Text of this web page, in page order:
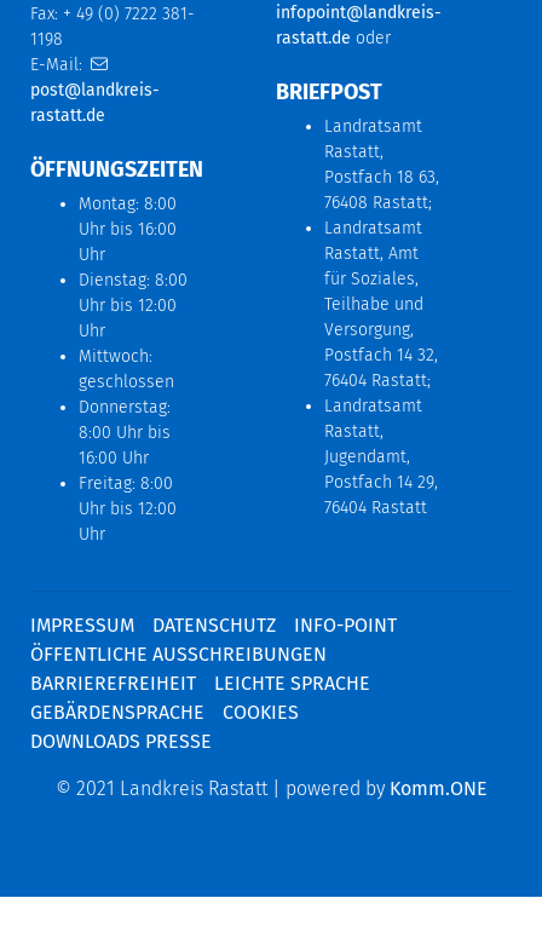
Fax: + 49 (0) 7222 381-
1198
E-Mail:
post@landkreis-
rastatt.de
ÖFFNUNGSZEITEN
Montag: 8:00
Uhr bis 16:00
Uhr
Dienstag: 8:00
Uhr bis 12:00
Uhr
Mittwoch:
geschlossen
Donnerstag:
8:00 Uhr bis
16:00 Uhr
Freitag: 8:00
Uhr bis 12:00
Uhr
infopoint@landkreis-
rastatt.de oder
BRIEFPOST
Landratsamt
Rastatt,
Postfach 18 63,
76408 Rastatt;
Landratsamt
Rastatt, Amt
für Soziales,
Teilhabe und
Versorgung,
Postfach 14 32,
76404 Rastatt;
Landratsamt
Rastatt,
Jugendamt,
Postfach 14 29,
76404 Rastatt
IMPRESSUM DATENSCHUTZ
INFO-POINT
ÖFFENTLICHE AUSSCHREIBUNGEN
BARRIEREFREIHEIT
LEICHTE SPRACHE
GEBÄRDENSPRACHE
COOKIES
DOWNLOADS PRESSE
© 2021 Landkreis Rastatt | powered by Komm.ONE